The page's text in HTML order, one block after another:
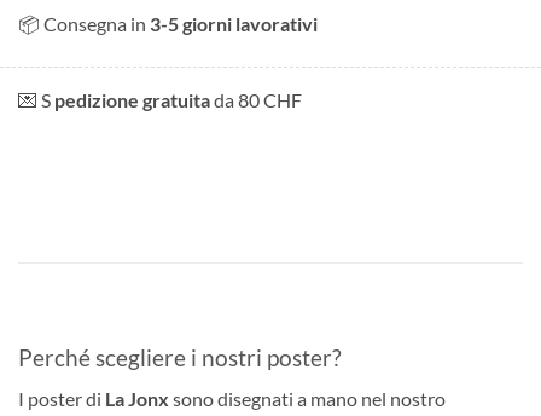
📦 Consegna in 3-5 giorni lavorativi
💌 S pedizione gratuitada 80 CHF
Perché scegliere i nostri poster?
I poster di La Jonx sono disegnati a mano nel nostro